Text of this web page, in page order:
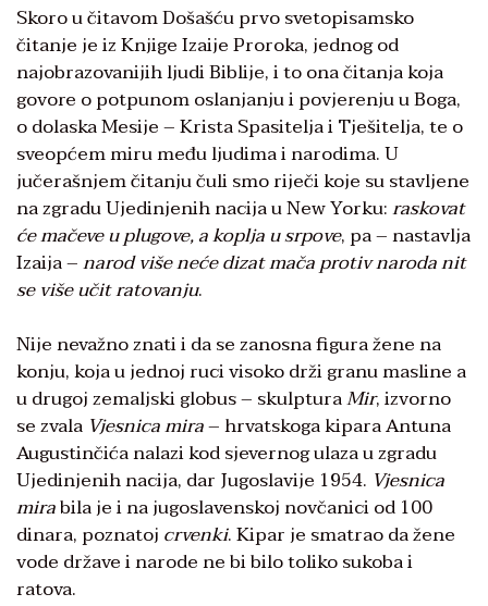
Skoro u čitavom Došašću prvo svetopisamsko
čitanje je iz Knjige Izaije Proroka, jednog od
najobrazovanijih ljudi Biblije, i to ona čitanja koja
govore o potpunom oslanjanju i povjerenju u Boga,
o dolaska Mesije – Krista Spasitelja i Tješitelja, te o
sveopćem miru među ljudima i narodima. U
jučerašnjem čitanju čuli smo riječi koje su stavljene
na zgradu Ujedinjenih nacija u New Yorku:raskovat
će mačeve u plugove, a koplja u srpove, pa – nastavlja
Izaija –narod više neće dizat mača protiv naroda nit
se više učit ratovanju.
Nije nevažno znati i da se zanosna figura žene na
konju, koja u jednoj ruci visoko drži granu masline a
u drugoj zemaljski globus – skulpturaMir, izvorno
se zvala Vjesnica mira– hrvatskoga kipara Antuna
Augustinčića nalazi kod sjevernog ulaza u zgradu
Ujedinjenih nacija, dar Jugoslavije 1954. Vjesnica
mirabila je i na jugoslavenskoj novčanici od 100
dinara, poznatoj crvenki. Kipar je smatrao da žene
vode države i narode ne bi bilo toliko sukoba i
ratova.